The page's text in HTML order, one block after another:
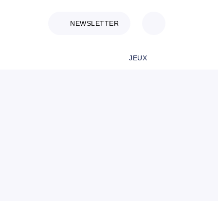
NEWSLETTER
JEUX